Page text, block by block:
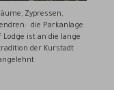
Zypressen,
die Parkanlage
Lodge ist an die lange
der Kurstadt